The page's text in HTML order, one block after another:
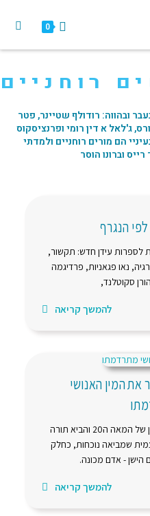
0
רוחניים
ובהווה: רודולף שטיינר, פטר
ג'לאל א דין רומי ופרנציסקוס
הם מורים רוחניים ולמדתי
וברונו הוסר
הנגרף
עידן חדש: תקשור,
נאו פגאניות, פרדיגמה
סקוטלנד,
להמשך קריאה
המין האנושי
המורה גורדייף בפעל בחצי הראשון של המאה ה20 והביא תורה
שמביאה נוכחות, כחלק
- אדם מכונה.
להמשך קריאה